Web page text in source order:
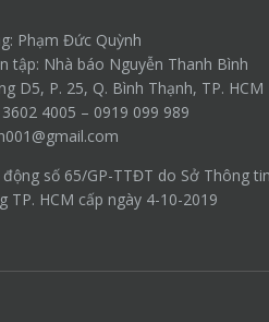
Phạm Đức Quỳnh
tập: Nhà báo Nguyễn Thanh Bình
D5, P. 25, Q. Bình Thạnh, TP. HCM
4005 – 0919 099 989
số 65/GP-TTĐT do Sở Thông
TP. HCM cấp ngày 4-10-2019